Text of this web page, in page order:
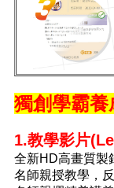
獨創學霸
1.教學影片
全新HD高畫質製
名師親授教學，